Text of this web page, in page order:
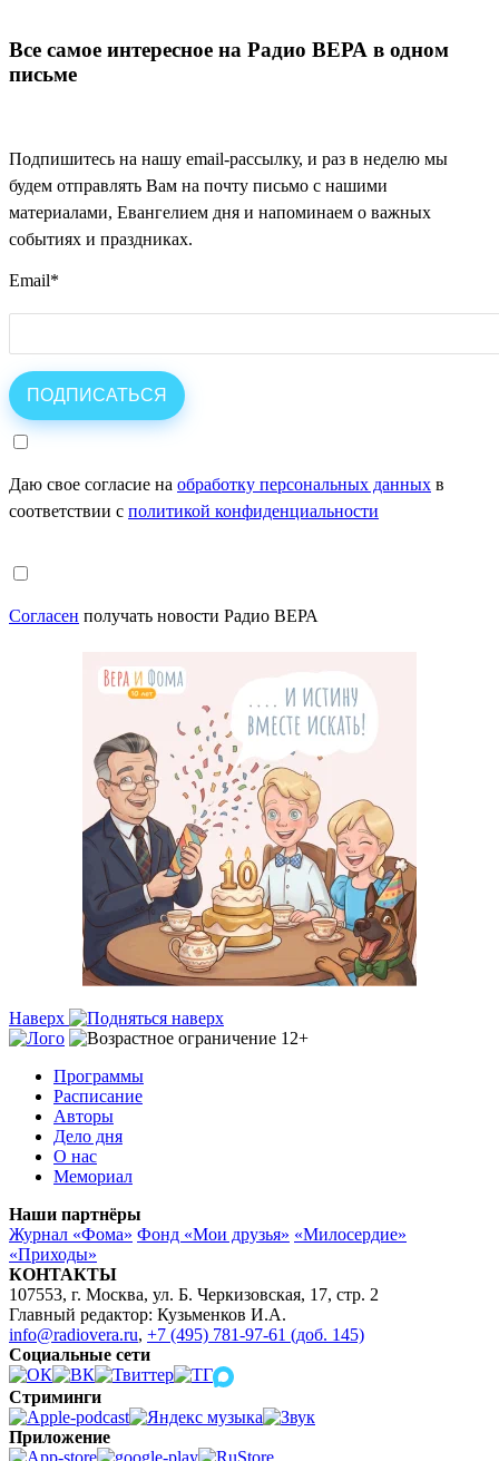
Все самое интересное на Радио ВЕРА в одном
письме
Подпишитесь на нашу email-рассылку, и раз в неделю мы
будем отправлять Вам на почту письмо с нашими
материалами, Евангелием дня и напоминаем о важных
событиях и праздниках.
Email*
Даю свое согласие на обработку персональных данных в
соответствии с политикой конфиденциальности
Согласен получать новости Радио ВЕРА
Наверх
Программы
Расписание
Авторы
Дело дня
О нас
Мемориал
Наши партнёры
Журнал «Фома» Фонд «Мои друзья» «Милосердие»
«Приходы»
КОНТАКТЫ
107553, г. Москва, ул. Б. Черкизовская, 17, стр. 2
Главный редактор: Кузьменков И.А.
info@radiovera.ru, +7 (495) 781-97-61 (доб. 145)
Социальные сети
Стриминги
Приложение